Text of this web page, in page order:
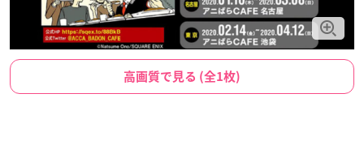
高画質で見る (全1枚)